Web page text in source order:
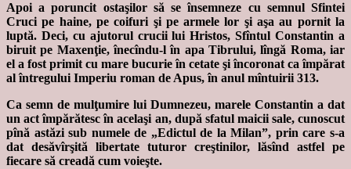
Apoi a poruncit ostaşilor să se însemneze cu semnul Sfintei
Cruci pe haine, pe coifuri şi pe armele lor şi aşa au pornit la
luptă. Deci, cu ajutorul crucii lui Hristos, Sfîntul Constantin a
biruit pe Maxenţie, înecîndu-l în apa Tibrului, lîngă Roma, iar
el a fost primit cu mare bucurie în cetate şi încoronat ca împărat
al întregului Imperiu roman de Apus, în anul mîntuirii 313.
Ca semn de mulţumire lui Dumnezeu, marele Constantin a dat
un act împărătesc în acelaşi an, după sfatul maicii sale, cunoscut
pînă astăzi sub numele de „Edictul de la Milan”, prin care s-a
dat desăvîrşită libertate tuturor creştinilor, lăsînd astfel pe
fiecare să creadă cum voieşte.